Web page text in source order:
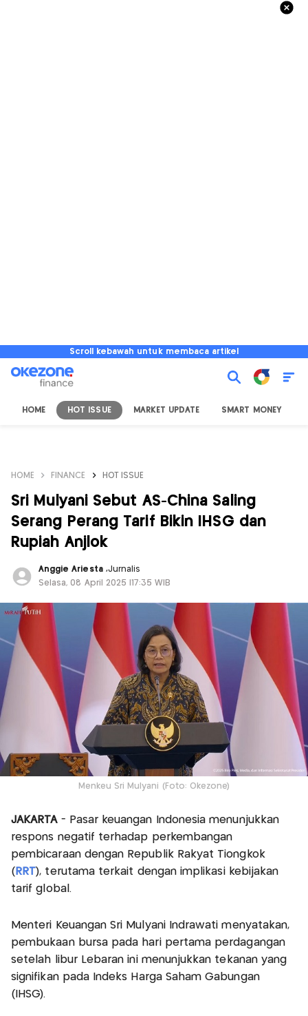
Scroll kebawah untuk membaca artikel
HOME HOT ISSUE MARKET UPDATE SMART MONEY
HOME FINANCE HOT ISSUE
Sri Mulyani Sebut AS-China Saling
Serang Perang Tarif Bikin IHSG dan
Rupiah Anjlok
Anggie Ariesta ,Jurnalis
Selasa, 08 April 2025 |17:35 WIB
Menkeu Sri Mulyani (Foto: Okezone)
JAKARTA- Pasar keuangan Indonesia menunjukkan
respons negatif terhadap perkembangan
pembicaraan dengan Republik Rakyat Tiongkok
( RRT), terutama terkait dengan implikasi kebijakan
tarif global.
Menteri Keuangan Sri Mulyani Indrawati menyatakan,
pembukaan bursa pada hari pertama perdagangan
setelah libur Lebaran ini menunjukkan tekanan yang
signifikan pada Indeks Harga Saham Gabungan
(IHSG).